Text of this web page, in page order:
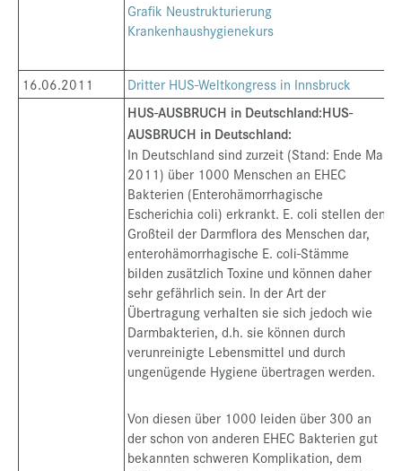
Grafik Neustrukturierung
Krankenhaushygienekurs
16.06.2011 Dritter HUS-Weltkongress in Innsbruck
HUS-AUSBRUCH in Deutschland:HUS-
AUSBRUCH in Deutschland:
In Deutschland sind zurzeit (Stand: Ende Mai
2011) über 1000 Menschen an EHEC
Bakterien (Enterohämorrhagische
Escherichia coli) erkrankt. E. coli stellen den
Großteil der Darmflora des Menschen dar,
enterohämorrhagische E. coli-Stämme
bilden zusätzlich Toxine und können daher
sehr gefährlich sein. In der Art der
Übertragung verhalten sie sich jedoch wie
Darmbakterien, d.h. sie können durch
verunreinigte Lebensmittel und durch
ungenügende Hygiene übertragen werden.
Von diesen über 1000 leiden über 300 an
der schon von anderen EHEC Bakterien gut
bekannten schweren Komplikation, dem